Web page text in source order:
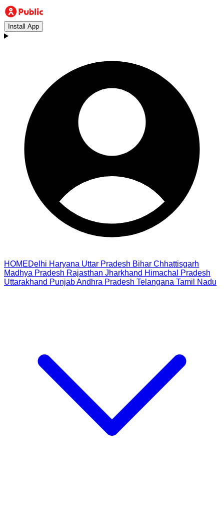
Install App
HOMEDelhi Haryana Uttar Pradesh Bihar Chhattisgarh
Madhya Pradesh Rajasthan Jharkhand Himachal Pradesh
Uttarakhand PunjabAndhra Pradesh Telangana Tamil Nadu